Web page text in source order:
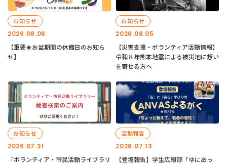
2026.08.08
お知らせ
【重要★お盆期間の休館日のお知ら
せ】
2026.08.05
お知らせ
【災害支援・ボランティア活動情報】
令和８年熊本地震による被災地に想い
を寄せる方へ
2026.07.31
お知らせ
「ボランティア・市民活動ライブラリ
2026.07.13
活動報告
【登壇報告】学生広報部「ゆにあっ